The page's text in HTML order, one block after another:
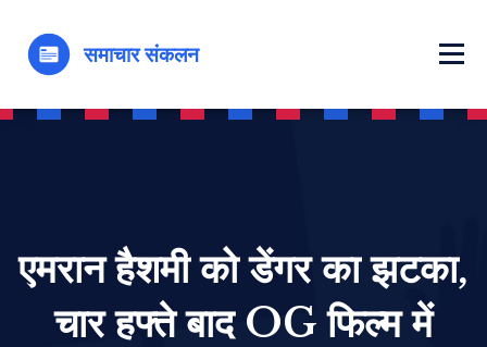
एमरान हैशमी को डेंगर का झटका,
चार हफ्ते बाद OG फिल्म में